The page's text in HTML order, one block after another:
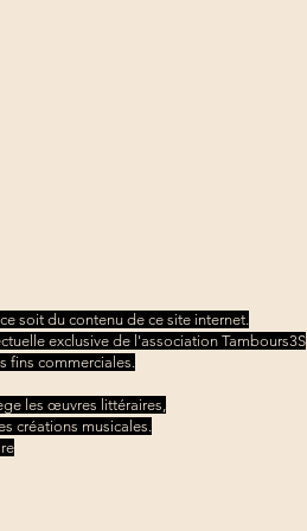
soit du contenu de ce site internet.
exclusive de l'association Tambours3S
fins commerciales.
les œuvres littéraires,
créations musicales.